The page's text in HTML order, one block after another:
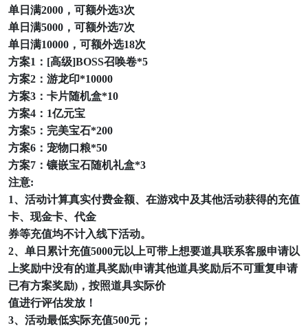
单日满2000，可额外选3次
单日满5000，可额外选7次
单日满10000，可额外选18次
方案1：[高级]BOSS召唤卷*5
方案2：游龙印*10000
方案3：卡片随机盒*10
方案4：1亿元宝
方案5：完美宝石*200
方案6：宠物口粮*50
方案7：镶嵌宝石随机礼盒*3
注意:
1、活动计算真实付费金额、在游戏中及其他活动获得的充值
卡、现金卡、代金
券等充值均不计入线下活动。
2、单日累计充值5000元以上可带上想要道具联系客服申请以
上奖励中没有的道具奖励(申请其他道具奖励后不可重复申请
已有方案奖励)，按照道具实际价
值进行评估发放！
3、活动最低实际充值500元；